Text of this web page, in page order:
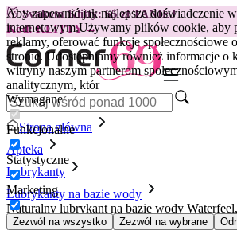
Aby zapewnić jak najlepsze doświadczenie
internetowym.Używamy plików cookie, aby
reklamy, oferować funkcje społecznościowe
stronie. Udostępniamy również informacje o
witryny naszym partnerom
analitycznym, któr
Wymagane
Funkcjonalne
Statystyczne
Marketing
Zezwól na wszystko Zezwól na wybrane
😽Svakom Klitty: 65 zł TANIEJ
Kod: KLITTY →
Strona główna
Apteka
Lubrykanty
Lubrykanty na bazie wody
Naturalny lubrykant na bazie wody